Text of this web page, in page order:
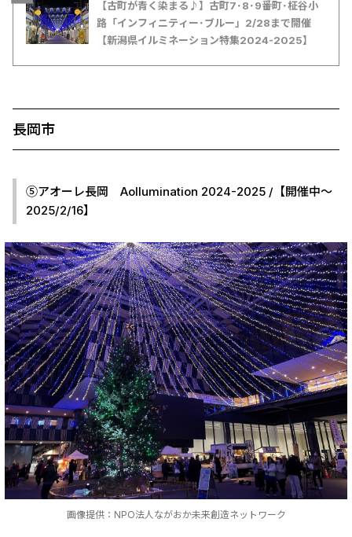
【古町が青く染まる♪】古町7･8･9番町･柾谷小
路「インフィニティー･ブルー」2/28まで開催
【新潟県イルミネーション特集2024-2025】
長岡市
⑤アオーレ長岡 Aollumination 2024-2025 /【開催中～
2025/2/16】
画像提供：NPO法人ながおか未来創造ネットワーク